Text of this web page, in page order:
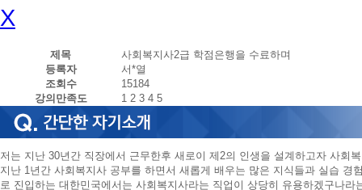
X
제목
사회복지사2급 학점은행을 수료하며
등록자
서*열
조회수
15184
강의만족도
1 2 3 4 5
저는 지난 30년간 직장에서 근무한후 새로이 제2의 인생을 설계하고자 사
지난 1년간 사회복지사 공부를 하면서 새롭게 배우는 많은 지식들과 실습 경
로 진입하는 대한민국에서는 사회복지사라는 직업이 상당히 유용하겠구나